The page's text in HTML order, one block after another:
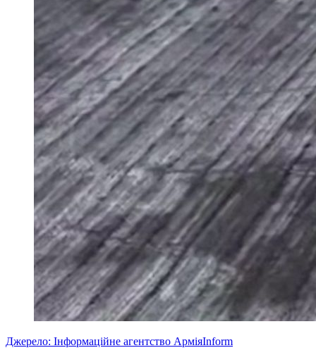
Джерело: Інформаційне агентство АрміяInform